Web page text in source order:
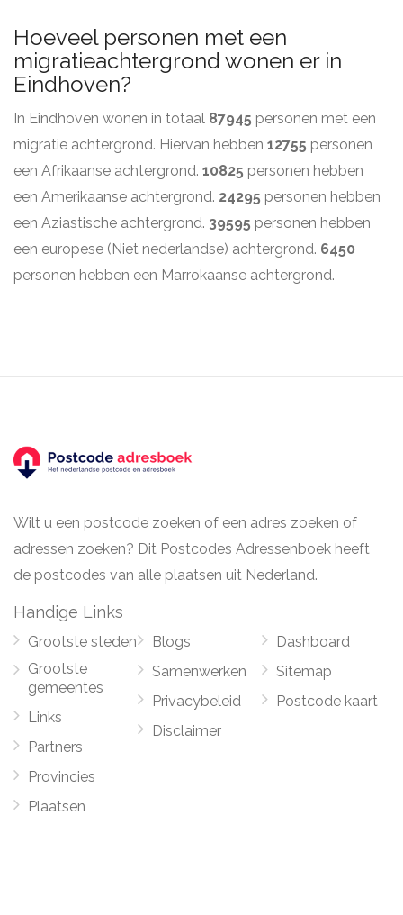
Hoeveel personen met een
migratieachtergrond wonen er in
Eindhoven?
In Eindhoven wonen in totaal 87945 personen met een
migratie achtergrond. Hiervan hebben 12755 personen
een Afrikaanse achtergrond. 10825 personen hebben
een Amerikaanse achtergrond. 24295 personen hebben
een Aziastische achtergrond. 39595 personen hebben
een europese (Niet nederlandse) achtergrond. 6450
personen hebben een Marrokaanse achtergrond.
Wilt u een postcode zoeken of een adres zoeken of
adressen zoeken? Dit Postcodes Adressenboek heeft
de postcodes van alle plaatsen uit Nederland.
Handige Links
Grootste steden
Grootste
gemeentes
Links
Partners
Provincies
Plaatsen
Blogs
Samenwerken
Privacybeleid
Disclaimer
Dashboard
Sitemap
Postcode kaart